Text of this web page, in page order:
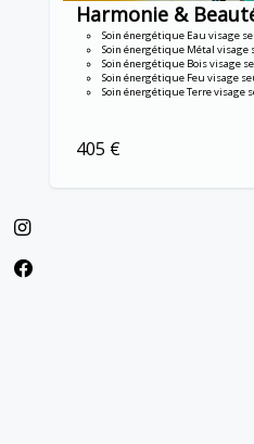
Harmonie &
Soin énergétique Eau visage
Soin énergétique Métal visage
Soin énergétique Bois visage
Soin énergétique Feu visage
Soin énergétique Terre visage
405 €